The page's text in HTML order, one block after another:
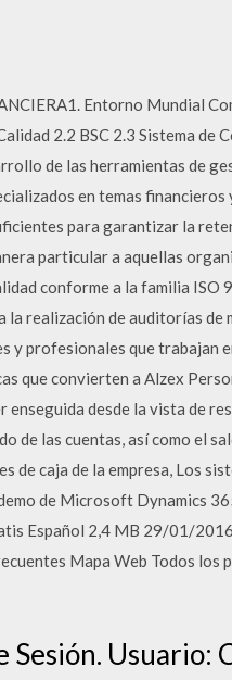
Entorno Mundial
2.2 BSC 2.3 Sistema de
de las herramientas de
en temas financieros
para garantizar la
particular a aquellas
conforme a la familia ISO
la realización de auditorías de
y profesionales que trabajan
que convierten a Alzex
desde la vista de
de las cuentas, así como el
caja de la empresa, Los
de Microsoft Dynamics
Español 2,4 MB 29/01/
Mapa Web Todos los
Sesión. Usuario: